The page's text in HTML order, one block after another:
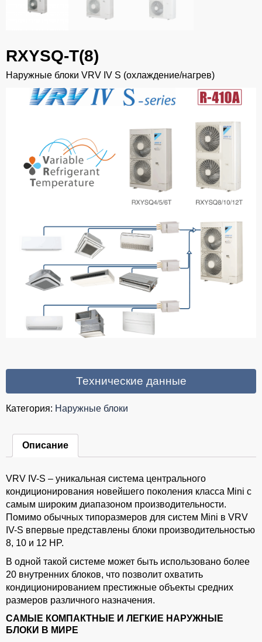
RXYSQ-T(8)
Наружные блоки VRV IV S (охлаждение/нагрев)
Технические данные
Категория: Наружные блоки
Описание
VRV IV-S – уникальная система центрального
кондиционирования новейшего поколения класса Mini с
самым широким диапазоном производительности.
Помимо обычных типоразмеров для систем Mini в VRV
IV-S впервые представлены блоки производительностью
8, 10 и 12 HP.
В одной такой системе может быть использовано более
20 внутренних блоков, что позволит охватить
кондиционированием престижные объекты средних
размеров различного назначения.
САМЫЕ КОМПАКТНЫЕ И ЛЕГКИЕ НАРУЖНЫЕ
БЛОКИ В МИРЕ